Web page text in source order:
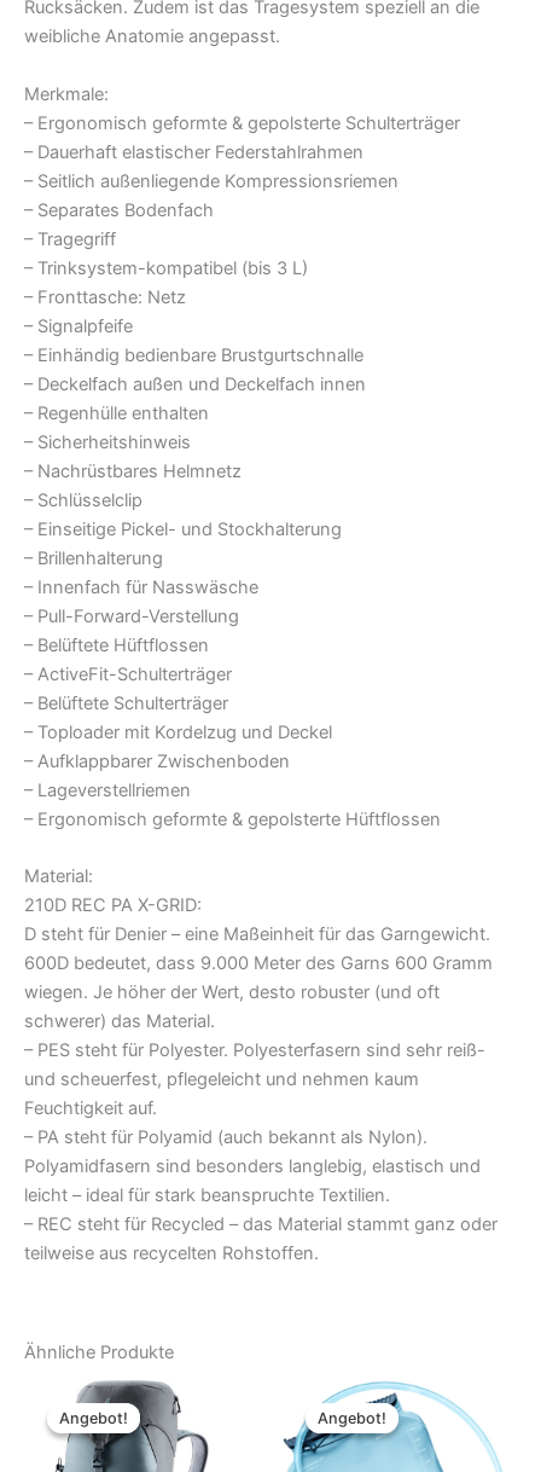
Rucksäcken. Zudem ist das Tragesystem speziell an die
weibliche Anatomie angepasst.
Merkmale:
– Ergonomisch geformte & gepolsterte Schulterträger
– Dauerhaft elastischer Federstahlrahmen
– Seitlich außenliegende Kompressionsriemen
– Separates Bodenfach
– Tragegriff
– Trinksystem-kompatibel (bis 3 L)
– Fronttasche: Netz
– Signalpfeife
– Einhändig bedienbare Brustgurtschnalle
– Deckelfach außen und Deckelfach innen
– Regenhülle enthalten
– Sicherheitshinweis
– Nachrüstbares Helmnetz
– Schlüsselclip
– Einseitige Pickel- und Stockhalterung
– Brillenhalterung
– Innenfach für Nasswäsche
– Pull-Forward-Verstellung
– Belüftete Hüftflossen
– ActiveFit-Schulterträger
– Belüftete Schulterträger
– Toploader mit Kordelzug und Deckel
– Aufklappbarer Zwischenboden
– Lageverstellriemen
– Ergonomisch geformte & gepolsterte Hüftflossen
Material:
210D REC PA X-GRID:
D steht für Denier – eine Maßeinheit für das Garngewicht.
600D bedeutet, dass 9.000 Meter des Garns 600 Gramm
wiegen. Je höher der Wert, desto robuster (und oft
schwerer) das Material.
– PES steht für Polyester. Polyesterfasern sind sehr reiß-
und scheuerfest, pflegeleicht und nehmen kaum
Feuchtigkeit auf.
– PA steht für Polyamid (auch bekannt als Nylon).
Polyamidfasern sind besonders langlebig, elastisch und
leicht – ideal für stark beanspruchte Textilien.
– REC steht für Recycled – das Material stammt ganz oder
teilweise aus recycelten Rohstoffen.
Ähnliche Produkte
Angebot!
Angebot! Angebot!
Angebot!